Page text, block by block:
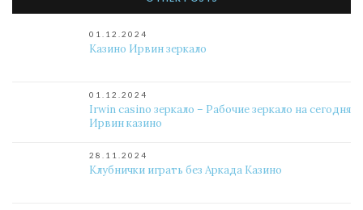
01.12.2024
Казино Ирвин зеркало
01.12.2024
Irwin casino зеркало – Рабочие зеркало на сегодня
Ирвин казино
28.11.2024
Клубнички играть без Аркада Казино